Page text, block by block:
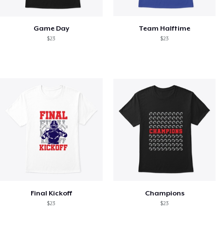
Game Day
$23
Team Halftime
$23
Final Kickoff
$23
Champions
$23